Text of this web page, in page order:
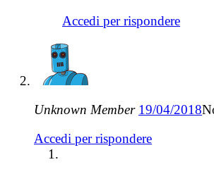
Accedi per rispondere
Unknown Member 19/04/2018
Accedi per rispondere